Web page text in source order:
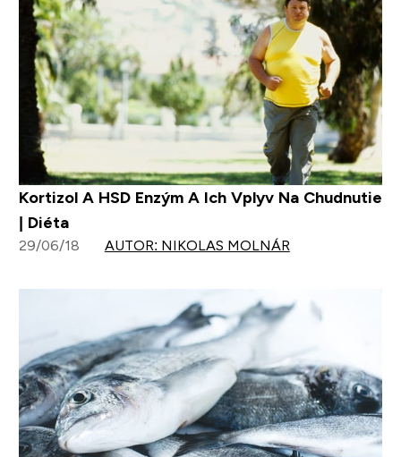
Kortizol A HSD Enzým A Ich Vplyv Na Chudnutie
| Diéta
29/06/18 AUTOR: NIKOLAS MOLNÁR